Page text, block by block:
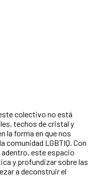
colectivo no está
techos de cristal y
la forma en que nos
comunidad LGBTIQ. Con
adentro, este espacio
y profundizar sobre las
a deconstruir el